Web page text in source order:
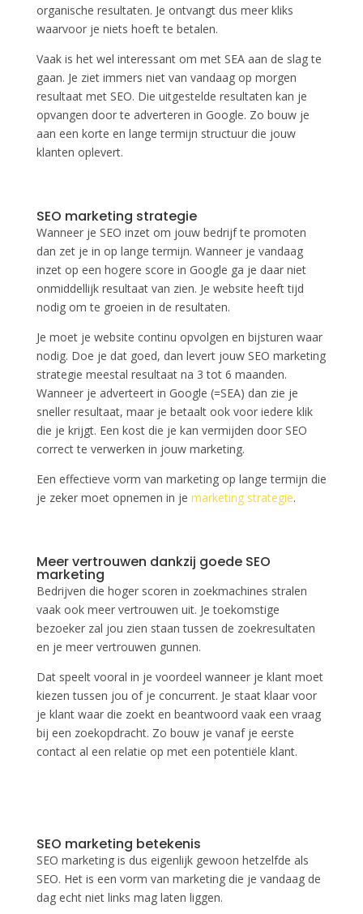
organische resultaten. Je ontvangt dus meer kliks
waarvoor je niets hoeft te betalen.
Vaak is het wel interessant om met SEA aan de slag te
gaan. Je ziet immers niet van vandaag op morgen
resultaat met SEO. Die uitgestelde resultaten kan je
opvangen door te adverteren in Google. Zo bouw je
aan een korte en lange termijn structuur die jouw
klanten oplevert.
SEO marketing strategie
Wanneer je SEO inzet om jouw bedrijf te promoten
dan zet je in op lange termijn. Wanneer je vandaag
inzet op een hogere score in Google ga je daar niet
onmiddellijk resultaat van zien. Je website heeft tijd
nodig om te groeien in de resultaten.
Je moet je website continu opvolgen en bijsturen waar
nodig. Doe je dat goed, dan levert jouw SEO marketing
strategie meestal resultaat na 3 tot 6 maanden.
Wanneer je adverteert in Google (=SEA) dan zie je
sneller resultaat, maar je betaalt ook voor iedere klik
die je krijgt. Een kost die je kan vermijden door SEO
correct te verwerken in jouw marketing.
Een effectieve vorm van marketing op lange termijn die
je zeker moet opnemen in je marketing strategie.
Meer vertrouwen dankzij goede SEO
marketing
Bedrijven die hoger scoren in zoekmachines stralen
vaak ook meer vertrouwen uit. Je toekomstige
bezoeker zal jou zien staan tussen de zoekresultaten
en je meer vertrouwen gunnen.
Dat speelt vooral in je voordeel wanneer je klant moet
kiezen tussen jou of je concurrent. Je staat klaar voor
je klant waar die zoekt en beantwoord vaak een vraag
bij een zoekopdracht. Zo bouw je vanaf je eerste
contact al een relatie op met een potentiële klant.
SEO marketing betekenis
SEO marketing is dus eigenlijk gewoon hetzelfde als
SEO. Het is een vorm van marketing die je vandaag de
dag echt niet links mag laten liggen.